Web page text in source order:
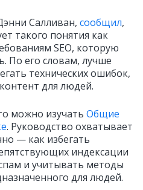
Салливан, сообщил,
такого понятия как
SEO, которую
По его словам, лучше
технических ошибок,
для людей.
можно изучать Общие
. Руководство охватывает
— как избегать
индексации
и учитывать методы
для людей.